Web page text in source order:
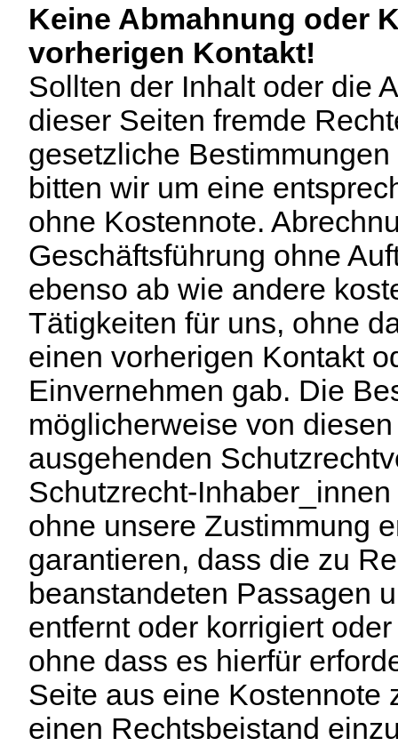
Keine Abmahnung oder
vorherigen Kontakt!
Sollten der Inhalt oder die
dieser Seiten fremde
gesetzliche
bitten wir um eine
ohne Kostennote.
Geschäftsführung ohne
ebenso ab wie andere
Tätigkeiten für uns, ohne
einen vorherigen Kontakt
Einvernehmen gab. Die
möglicherweise von
ausgehenden
Schutzrecht-
ohne unsere Zustimmung
garantieren, dass die zu
beanstandeten Passagen
entfernt oder korrigiert
ohne dass es hierfür
Seite aus eine Kostennote
einen Rechtsbeistand